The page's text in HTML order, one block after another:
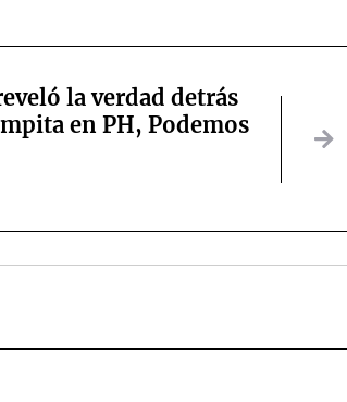
la verdad detrás
en PH, Podemos